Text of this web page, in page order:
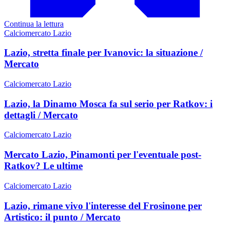
Continua la lettura
Calciomercato Lazio
Lazio, stretta finale per Ivanovic: la situazione /
Mercato
Calciomercato Lazio
Lazio, la Dinamo Mosca fa sul serio per Ratkov: i
dettagli / Mercato
Calciomercato Lazio
Mercato Lazio, Pinamonti per l'eventuale post-
Ratkov? Le ultime
Calciomercato Lazio
Lazio, rimane vivo l'interesse del Frosinone per
Artistico: il punto / Mercato